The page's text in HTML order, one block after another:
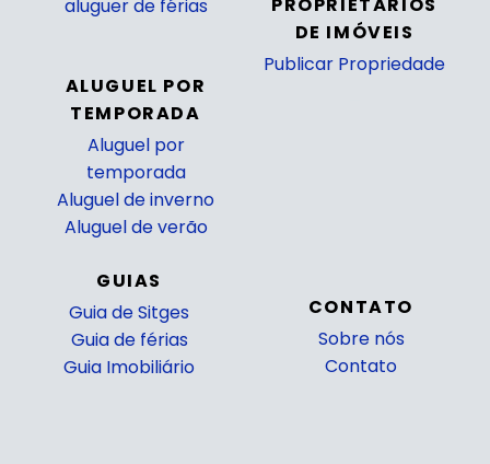
aluguer de férias
ALUGUEL POR
TEMPORADA
Aluguel por
temporada
Aluguel de inverno
Aluguel de verão
PROPRIETÁRIOS
DE IMÓVEIS
Publicar Propriedade
GUIAS
Guia de Sitges
Guia de férias
Guia Imobiliário
CONTATO
Sobre nós
Contato